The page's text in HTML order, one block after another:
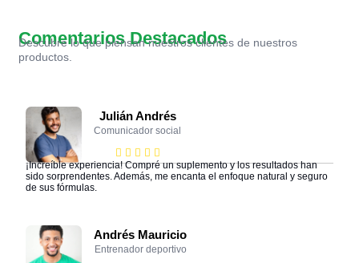
Comentarios Destacados
Descubre lo que piensan nuestros clientes de nuestros
productos.
Julián Andrés
Comunicador social
¡Increíble experiencia! Compré un suplemento y los resultados han
sido sorprendentes. Además, me encanta el enfoque natural y seguro
de sus fórmulas.
Andrés Mauricio
Entrenador deportivo